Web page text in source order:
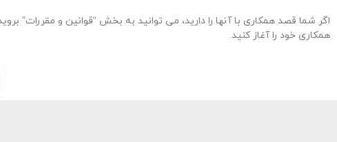
همکاری خود را آغاز کنید.